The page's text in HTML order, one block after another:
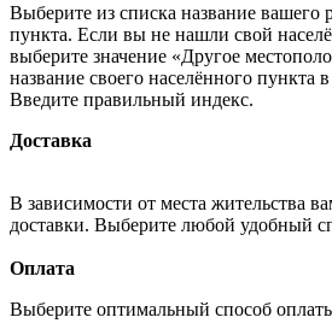
Выберите из списка название вашего
пункта. Если вы не нашли свой
выберите значение «Другое
название своего населённого пункта
Введите правильный индекс.
Доставка
В зависимости от места жительства
доставки. Выберите любой удобный
Оплата
Выберите оптимальный способ